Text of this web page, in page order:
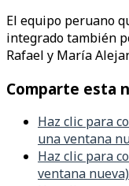
El equipo peruano
integrado también
Rafael y María
Comparte esta
Haz clic para
una ventana
Haz clic para
ventana nueva)